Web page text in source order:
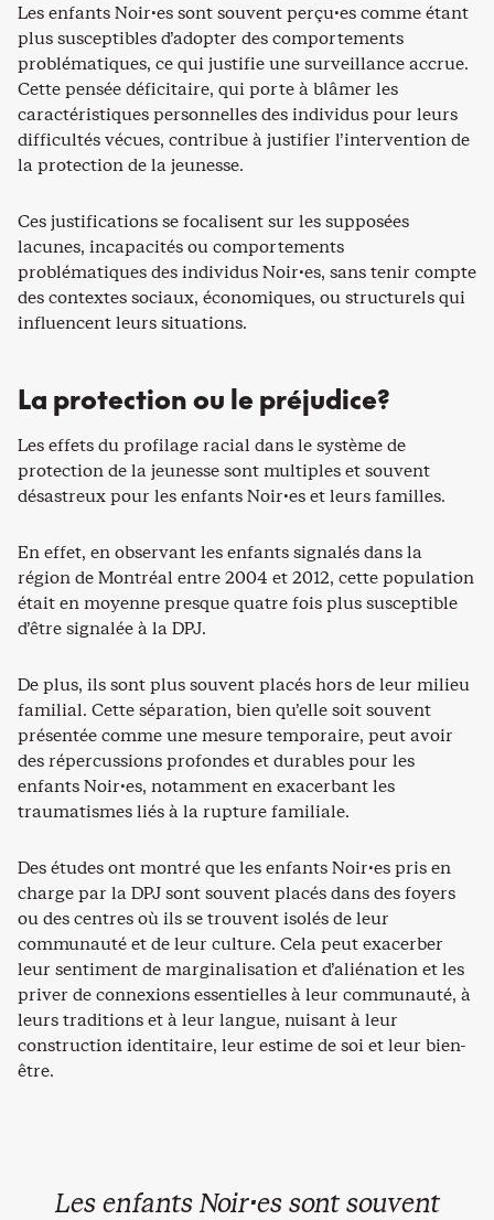
Les enfants Noir·es sont souvent perçu·es comme étant
plus susceptibles d’adopter des comportements
problématiques, ce qui justifie une surveillance accrue.
Cette pensée déficitaire, qui porte à blâmer les
caractéristiques personnelles des individus pour leurs
difficultés vécues, contribue à justifier l’intervention de
la protection de la jeunesse.
Ces justifications se focalisent sur les supposées
lacunes, incapacités ou comportements
problématiques des individus Noir·es, sans tenir compte
des contextes sociaux, économiques, ou structurels qui
influencent leurs situations.
La protection ou le préjudice?
Les effets du profilage racial dans le système de
protection de la jeunesse sont multiples et souvent
désastreux pour les enfants Noir·es et leurs familles.
En effet, en observant les enfants signalés dans la
région de Montréal entre 2004 et 2012, cette population
était en moyenne presque quatre fois plus susceptible
d’être signalée à la DPJ.
De plus, ils sont plus souvent placés hors de leur milieu
familial. Cette séparation, bien qu’elle soit souvent
présentée comme une mesure temporaire, peut avoir
des répercussions profondes et durables pour les
enfants Noir·es, notamment en exacerbant les
traumatismes liés à la rupture familiale.
Des études ont montré que les enfants Noir·es pris en
charge par la DPJ sont souvent placés dans des foyers
ou des centres où ils se trouvent isolés de leur
communauté et de leur culture. Cela peut exacerber
leur sentiment de marginalisation et d’aliénation et les
priver de connexions essentielles à leur communauté, à
leurs traditions et à leur langue, nuisant à leur
construction identitaire, leur estime de soi et leur bien-
être.
Les enfants Noir·es sont souvent